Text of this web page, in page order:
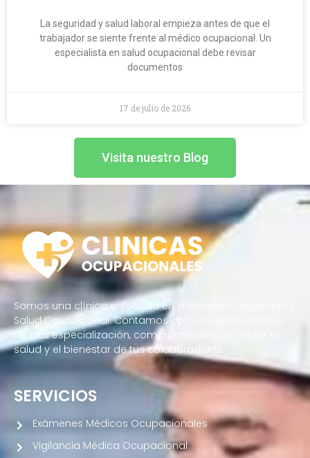
La seguridad y salud laboral empieza antes de que el
trabajador se siente frente al médico ocupacional. Un
especialista en salud ocupacional debe revisar
documentos
17 de julio de 2026
Visita nuestro Blog
Somos una clínica enfocada en Prevención, Seguridad y
Salud Ocupacional. Contamos con un equipo médico
de alta especialización, comprometido con cuidar la
salud y el bienestar de tus colaboradores.
SERVICIOS
Exámenes Médicos Ocupacionales
Vigilancia Médica Ocupacional